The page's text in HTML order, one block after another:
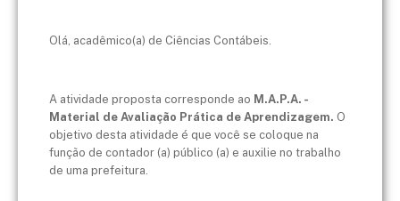
Olá, acadêmico(a) de Ciências Contábeis.
A atividade proposta corresponde ao M.A.P.A. -
Material de Avaliação Prática de Aprendizagem. O
objetivo desta atividade é que você se coloque na
função de contador (a) público (a) e auxilie no trabalho
de uma prefeitura.